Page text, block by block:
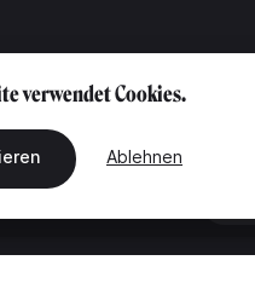
verwendet Cookies.
Ablehnen